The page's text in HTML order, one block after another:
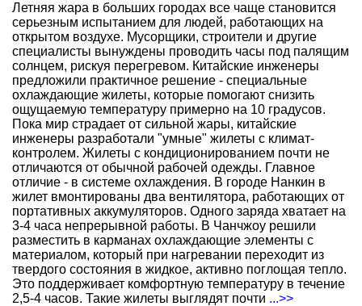
Летняя жара в больших городах все чаще становится
серьезным испытанием для людей, работающих на
открытом воздухе. Мусорщики, строители и другие
специалисты вынуждены проводить часы под палящим
солнцем, рискуя перегревом. Китайские инженеры
предложили практичное решение - специальные
охлаждающие жилеты, которые помогают снизить
ощущаемую температуру примерно на 10 градусов.
Пока мир страдает от сильной жары, китайские
инженеры разработали "умные" жилеты с климат-
контролем. Жилеты с кондиционированием почти не
отличаются от обычной рабочей одежды. Главное
отличие - в системе охлаждения. В городе Нанкин в
жилет вмонтированы два вентилятора, работающих от
портативных аккумуляторов. Одного заряда хватает на
3-4 часа непрерывной работы. В Чанчжоу решили
разместить в карманах охлаждающие элементы с
материалом, который при нагревании переходит из
твердого состояния в жидкое, активно поглощая тепло.
Это поддерживает комфортную температуру в течение
2,5-4 часов. Такие жилеты выглядят почти ...>>